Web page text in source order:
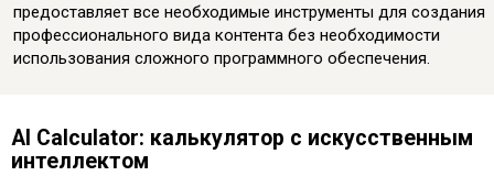
предоставляет все необходимые инструменты для создания
профессионального вида контента без необходимости
использования сложного программного обеспечения.
AI Calculator: калькулятор с искусственным
интеллектом